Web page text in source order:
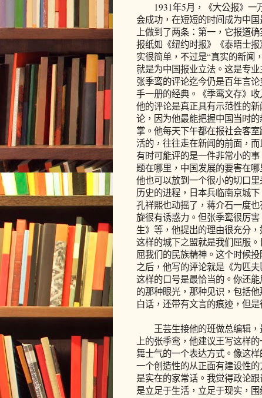
1931年5月，《大公报》一
会成功，在短短的时间成为中
上做到了两条：第一，它报道
报纸如《纽约时报》《泰晤士
实很简单，不过是“真实的新闻
就是为中国报业立法。这是专
张季鸾的评论迄今仍是百年言
手一册的经典。《季鸾文存》
他的评论是真正具有示范性的
论，因为他最能把握中国当时
掌。他每天下午都在报社会客
活的，往往走在新闻的前面，
有时可能评的是一件非常小的
题在哪里，中国发展的要害在
他也可以放到一个很小的切口
历史的进程，日本兵临南京城
孔祥熙也动摇了，蒋介石一度
旋很有诱惑力。但张季鸾很厉
生》等，他提出的理由很充分
这样的城下之盟就是我们屈服
屈我们的民族精神。这个时候
之后，他写的评论就是《为匹
这样的口号是最恰当的。你还
的那种眼光，那种见识，包括
白话，还带有文言的痕迹，但是
王芸生接他的班做总编辑，
上的张季鸾，他建议王写这样
舞士气的一个表达方式。像这
一个创造性的从正面有建设性
是实在的家常话。我觉得政论
是立足于生活，立足于现实，